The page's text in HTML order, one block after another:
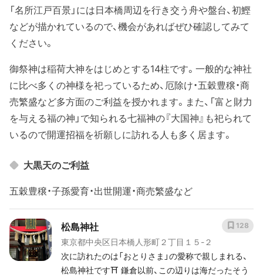
「名所江戸百景」には日本橋周辺を行き交う舟や盤台、初鰹
などが描かれているので、機会があればぜひ確認してみて
ください。
御祭神は稲荷大神をはじめとする14柱です。一般的な神社
に比べ多くの神様を祀っているため、厄除け・五穀豊穣・商
売繁盛など多方面のご利益を授かれます。また、「富と財力
を与える福の神」で知られる七福神の『大国神』も祀られて
いるので開運招福を祈願しに訪れる人も多く居ます。
大黒天のご利益
五穀豊穣・子孫愛育・出世開運・商売繁盛など
松島神社
東京都中央区日本橋人形町２丁目１５-２
次に訪れたのは「おとりさま」の愛称で親しまれる、
松島神社です⛩ 鎌倉以前、この辺りは海だったそう
128